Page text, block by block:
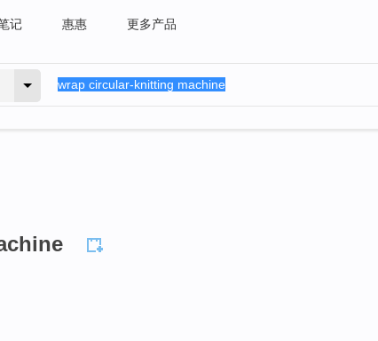
记 惠惠 更多产品